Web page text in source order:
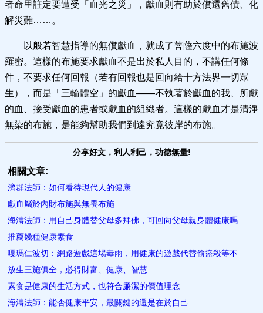
者命里註定要遭受「血光之災」，獻血則有助於償還舊債、化
解災難……。
以般若智慧指導的無償獻血，就成了菩薩六度中的布施波
羅密。這樣的布施要求獻血不是出於私人目的，不講任何條
件，不要求任何回報（若有回報也是回向給十方法界一切眾
生），而是「三輪體空」的獻血——不執著於獻血的我、所獻
的血、接受獻血的患者或獻血的組織者。這樣的獻血才是清淨
無染的布施，是能夠幫助我們到達究竟彼岸的布施。
分享好文，利人利己，功德無量!
相關文章:
濟群法師：如何看待現代人的健康
獻血屬於內財布施與無畏布施
海濤法師：用自己身體替父母多拜佛，可回向父母親身體健康嗎
推薦幾種健康素食
嘎瑪仁波切：網路遊戲這場毒雨，用健康的遊戲代替偷盜殺等不
放生三施俱全，必得財富、健康、智慧
素食是健康的生活方式，也符合廉潔的價值理念
海濤法師：能否健康平安，最關鍵的還是在於自己